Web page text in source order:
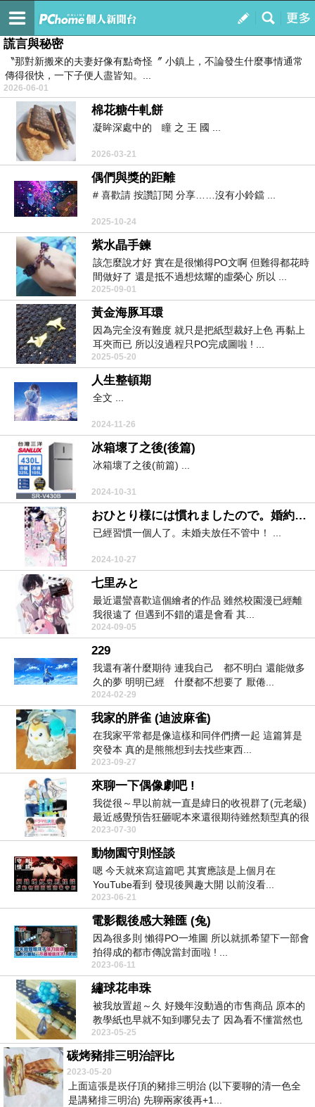
我的
訂閱
瞳之王國
謊言與秘密
〝那對新搬來的夫妻好像有點奇怪〞 小鎮上，不論發生什麼事情通常
傳得很快，一下子便人盡皆知。...
2026-06-01
棉花糖牛軋餅
凝眸深處中的 瞳 之 王 國 ...
2026-03-21
偶們與獎的距離
# 喜歡請 按讚訂閱 分享……沒有小鈴鐺 ...
2025-10-24
紫水晶手鍊
該怎麼說才好 實在是很懶得PO文啊 但難得都花時
間做好了 還是抵不過想炫耀的虛榮心 所以 ...
2025-09-01
黃金海豚耳環
因為完全沒有難度 就只是把紙型裁好上色 再黏上
耳夾而已 所以沒過程只PO完成圖啦 ! ...
2025-05-20
人生整頓期
全文 ...
2024-11-26
冰箱壞了之後(後篇)
冰箱壞了之後(前篇) ...
2024-10-31
おひとり様には慣れましたので。婚約者放置中！
已經習慣一個人了。未婚夫放任不管中！ ...
2024-10-27
七里みと
最近還蠻喜歡這個繪者的作品 雖然校園漫已經離
我很遠了 但遇到不錯的還是會看 其...
2024-09-05
229
我還有著什麼期待 連我自己 都不明白 還能做多
久的夢 明明已經 什麼都不想要了 厭倦...
2024-02-29
我家的胖雀 (迪波麻雀)
在我家平常都是像這樣和同伴們擠一起 這篇算是
突發本 真的是熊熊想到去找些東西...
2023-09-27
來聊一下偶像劇吧 !
我從很～早以前就一直是緯日的收視群了(元老級)
最近感覺預告狂砸呢本來還很期待雖然類型真的很
豐富但卻沒...
2023-07-30
動物園守則怪談
嗯 今天就來寫這篇吧 其實應該是上個月在
YouTube看到 發現後興趣大開 以前沒看...
2023-06-21
電影觀後感大雜匯 (兔)
因為很多則 懶得PO一堆圖 所以就抓希望下一部會
拍得成的都市傳說當封面啦 ! ...
2023-06-11
繡球花串珠
被我放置超～久 好幾年沒動過的市售商品 原本的
教學紙也早就不知到哪兒去了 因為看不懂當然也
就做...
2023-05-25
碳烤豬排三明治評比
2023-05-20
上面這張是崁仔頂的豬排三明治 (以下要聊的清一色全
是講豬排三明治) 先聊兩家後再+1...